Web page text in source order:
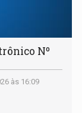
Nº
às 16:09